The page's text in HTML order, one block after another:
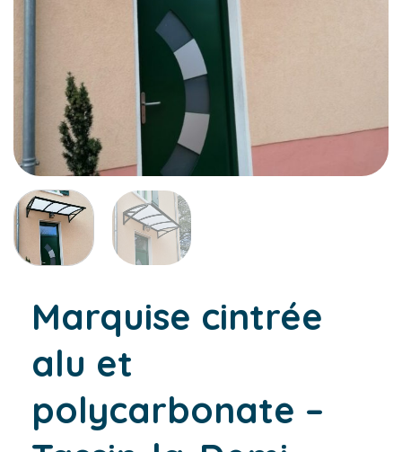
Marquise cintrée
alu et
polycarbonate –